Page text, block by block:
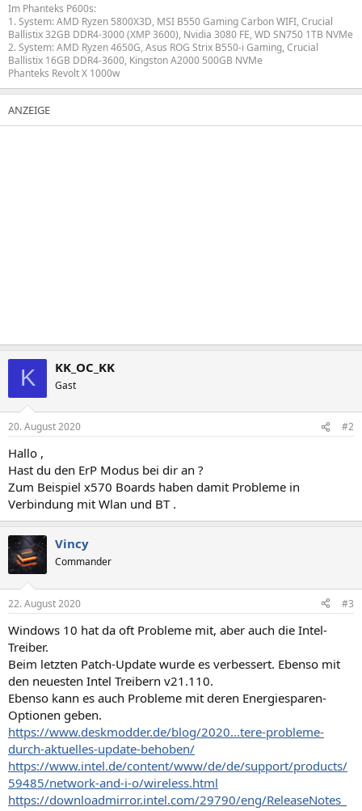
Im Phanteks P600s:
1. System: AMD Ryzen 5800X3D, MSI B550 Gaming Carbon WIFI, Crucial
Ballistix 32GB DDR4-3000 (XMP 3600), Nvidia 3080 FE, WD SN750 1TB NVMe
2. System: AMD Ryzen 4650G, Asus ROG Strix B550-i Gaming, Crucial
Ballistix 16GB DDR4-3600, Kingston A2000 500GB NVMe
Phanteks Revolt X 1000w
K KK_OC_KK
Gast
20. August 2020 #2
Hallo ,
Hast du den ErP Modus bei dir an ?
Zum Beispiel x570 Boards haben damit Probleme in
Verbindung mit Wlan und BT .
Vincy
Commander
22. August 2020 #3
Windows 10 hat da oft Probleme mit, aber auch die Intel-
Treiber.
Beim letzten Patch-Update wurde es verbessert. Ebenso mit
den neuesten Intel Treibern v21.110.
Ebenso kann es auch Probleme mit deren Energiesparen-
Optionen geben.
https://www.deskmodder.de/blog/2020...tere-probleme-
durch-aktuelles-update-behoben/
https://www.intel.de/content/www/de/de/support/products/
59485/network-and-i-o/wireless.html
https://downloadmirror.intel.com/29790/eng/ReleaseNotes_